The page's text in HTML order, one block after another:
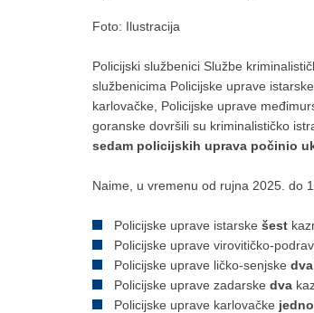
Foto: Ilustracija
Policijski službenici Službe
službenicima Policijske uprave
karlovačke, Policijske uprave
goranske dovršili su kriminalističko
sedam policijskih uprava počinio
Naime, u vremenu od rujna 2025. do
Policijske uprave istarske šest
Policijske uprave virovitičko-
Policijske uprave ličko-senjske dva
Policijske uprave zadarske dva
Policijske uprave karlovačke jedno